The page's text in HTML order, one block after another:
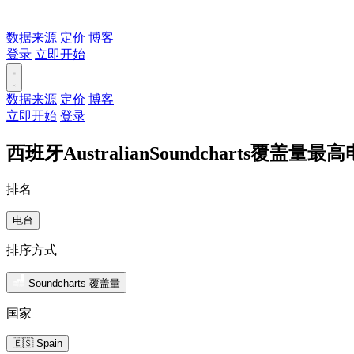
数据来源 定价 博客
登录 立即开始
数据来源 定价 博客
立即开始 登录
西班牙AustralianSoundcharts覆盖量最高
排名
电台
排序方式
Soundcharts 覆盖量
国家
🇪🇸 Spain